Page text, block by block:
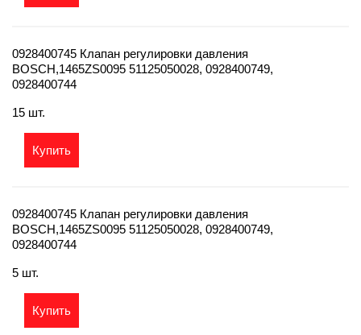
0928400745 Клапан регулировки давления
BOSCH,1465ZS0095 51125050028, 0928400749,
0928400744
15 шт.
Купить
0928400745 Клапан регулировки давления
BOSCH,1465ZS0095 51125050028, 0928400749,
0928400744
5 шт.
Купить